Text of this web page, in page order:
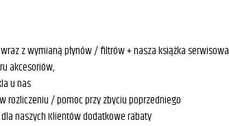
z wymianą płynów / filtrów + nasza książka serwisowa
akcesoriów,
u nas
rozliczeniu / pomoc przy zbyciu poprzedniego
naszych Klientów dodatkowe rabaty